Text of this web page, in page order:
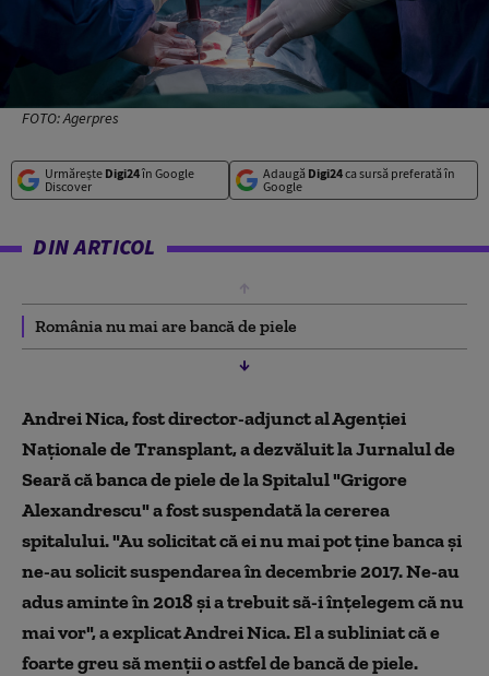
FOTO: Agerpres
Urmărește Digi24în Google
Discover
Adaugă Digi24ca sursă preferată în
Google
DIN ARTICOL
România nu mai are bancă de piele
Andrei Nica, fost director-adjunct al Agenţiei
Naţionale de Transplant, a dezvăluit la Jurnalul de
Seară că banca de piele de la Spitalul "Grigore
Alexandrescu" a fost suspendată la cererea
spitalului. "Au solicitat că ei nu mai pot ține banca și
ne-au solicit suspendarea în decembrie 2017. Ne-au
adus aminte în 2018 și a trebuit să-i înțelegem că nu
mai vor", a explicat Andrei Nica. El a subliniat că e
foarte greu să menţii o astfel de bancă de piele.